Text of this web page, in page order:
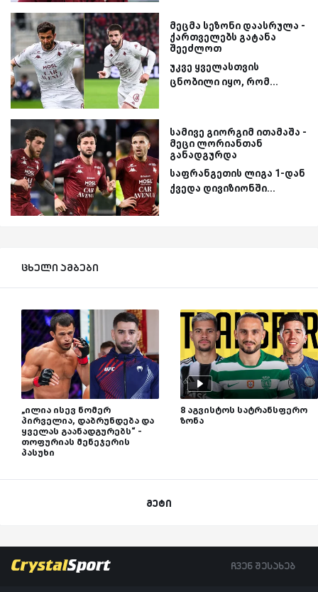
მეცმა სეზონი დაასრულა -
ქართველებს გატანა
შეეძლოთ
უკვე ყველასთვის
ცნობილი იყო, რომ...
სამივე გიორგიმ ითამაშა -
მეცი ლორიანთან
განადგურდა
საფრანგეთის ლიგა 1-დან
ქვედა დივიზიონში...
ცხელი ამბები
„ილია ისევ ნომერ
პირველია, დაბრუნდება და
ყველას გაანადგურებს“ -
თოფურიას მენეჯერის
პასუხი
8 აგვისტოს სატრანსფერო
ზონა
მეტი
ჩვენ შესახებ